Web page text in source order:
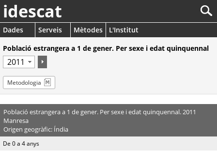
idescat
Dades Serveis Mètodes
L'Institut
Població estrangera a 1 de gener. Per sexe i edat quinquennal
Metodologia
Població estrangera a 1 de gener. Per sexe i edat quinquennal. 2011
Manresa
Origen geogràfic: Índia
De 0 a 4 anys